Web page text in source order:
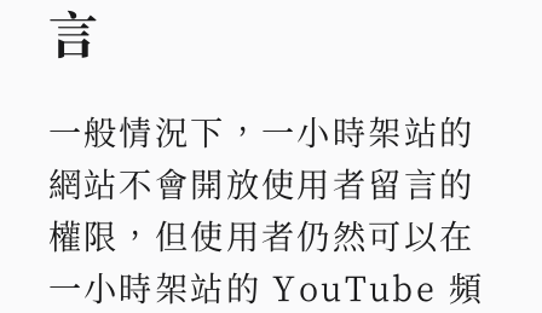
言
一般情況下，一小時架站的
網站不會開放使用者留言的
權限，但使用者仍然可以在
一小時架站的 YouTube 頻